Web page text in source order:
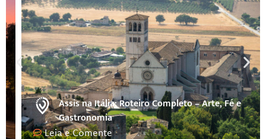
Assis na Itália: Roteiro Completo – Arte, Fé e
Gastronomia
Leia e Comente